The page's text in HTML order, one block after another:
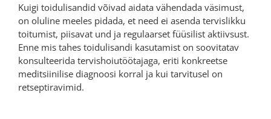
Kuigi toidulisandid võivad aidata vähendada väsimust,
on oluline meeles pidada, et need ei asenda tervislikku
toitumist, piisavat und ja regulaarset füüsilist aktiivsust.
Enne mis tahes toidulisandi kasutamist on soovitatav
konsulteerida tervishoiutöötajaga, eriti konkreetse
meditsiinilise diagnoosi korral ja kui tarvitusel on
retseptiravimid.